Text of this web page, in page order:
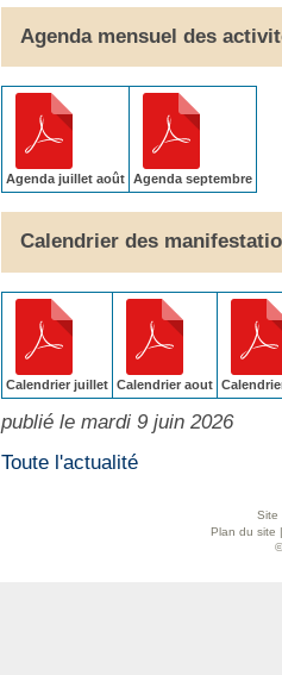
Agenda mensuel des
Agenda juillet août Agenda septembre
Calendrier des
Calendrier juillet Calendrier aout
publié le mardi 9 juin 2026
Toute l'actualité
Site
Plan du site